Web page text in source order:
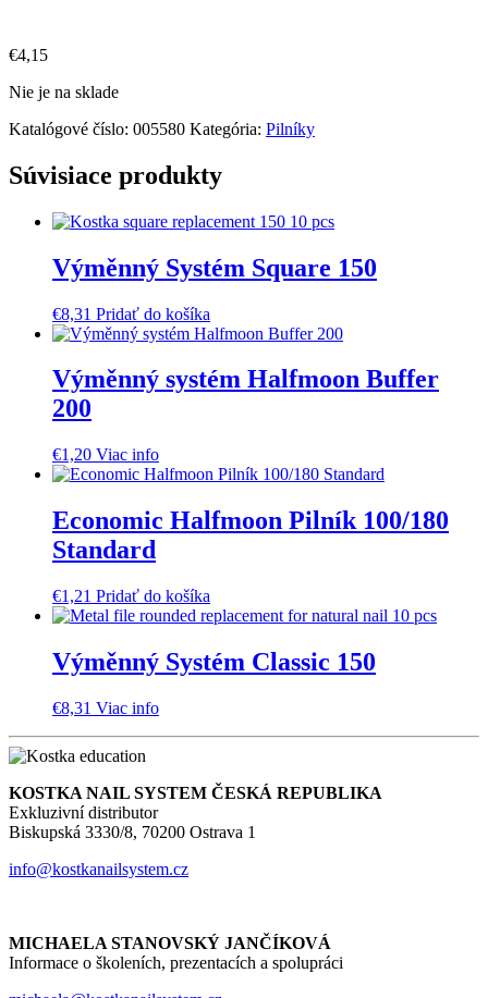
€4,15
Nie je na sklade
Katalógové číslo: 005580 Kategória: Pilníky
Súvisiace produkty
Výměnný Systém Square 150
€8,31 Pridať do košíka
Výměnný systém Halfmoon Buffer
200
€1,20 Viac info
Economic Halfmoon Pilník 100/180
Standard
€1,21 Pridať do košíka
Výměnný Systém Classic 150
€8,31 Viac info
KOSTKA NAIL SYSTEM ČESKÁ REPUBLIKA
Exkluzivní distributor
Biskupská 3330/8, 70200 Ostrava 1
info@kostkanailsystem.cz
MICHAELA STANOVSKÝ JANČÍKOVÁ
Informace o školeních, prezentacích a spolupráci